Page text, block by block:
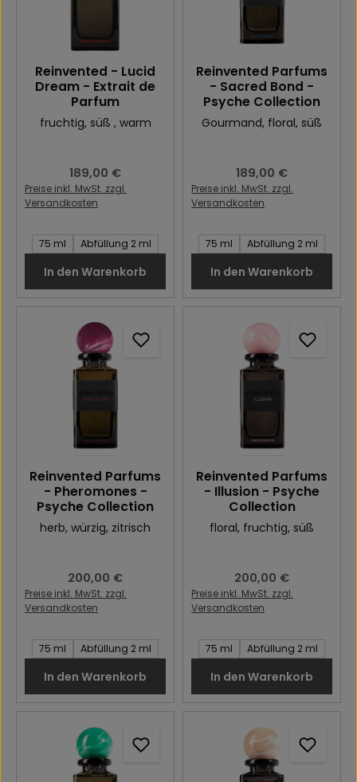
Reinvented - Lucid
Dream - Extrait de
Parfum
fruchtig, süß , warm
Regulärer Preis:
189,00 €
Preise inkl. MwSt. zzgl.
Versandkosten
Inhalt des Artikel:
75 ml Abfüllung 2 ml
In den Warenkorb
Reinvented Parfums
- Sacred Bond -
Psyche Collection
Gourmand, floral, süß
Regulärer Preis:
189,00 €
Preise inkl. MwSt. zzgl.
Versandkosten
Inhalt des Artikel:
75 ml Abfüllung 2 ml
In den Warenkorb
Reinvented Parfums
- Pheromones -
Psyche Collection
herb, würzig, zitrisch
Regulärer Preis:
200,00 €
Preise inkl. MwSt. zzgl.
Versandkosten
Inhalt des Artikel:
75 ml Abfüllung 2 ml
In den Warenkorb
Reinvented Parfums
- Illusion - Psyche
Collection
floral, fruchtig, süß
Regulärer Preis:
200,00 €
Preise inkl. MwSt. zzgl.
Versandkosten
Inhalt des Artikel:
75 ml Abfüllung 2 ml
In den Warenkorb